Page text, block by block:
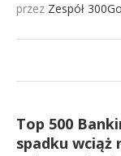
przez Zespół
Top 500
spadku wciąż